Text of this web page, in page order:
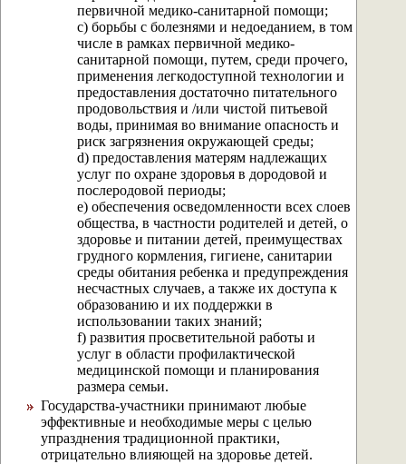
первичной медико-санитарной помощи;
с) борьбы с болезнями и недоеданием, в том
числе в рамках первичной медико-
санитарной помощи, путем, среди прочего,
применения легкодоступной технологии и
предоставления достаточно питательного
продовольствия и /или чистой питьевой
воды, принимая во внимание опасность и
риск загрязнения окружающей среды;
d) предоставления матерям надлежащих
услуг по охране здоровья в дородовой и
послеродовой периоды;
е) обеспечения осведомленности всех слоев
общества, в частности родителей и детей, о
здоровье и питании детей, преимуществах
грудного кормления, гигиене, санитарии
среды обитания ребенка и предупреждения
несчастных случаев, а также их доступа к
образованию и их поддержки в
использовании таких знаний;
f) развития просветительной работы и
услуг в области профилактической
медицинской помощи и планирования
размера семьи.
Государства-участники принимают любые
эффективные и необходимые меры с целью
упразднения традиционной практики,
отрицательно влияющей на здоровье детей.